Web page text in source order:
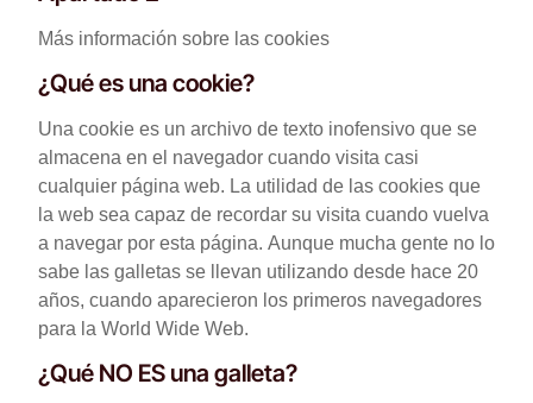
Más información sobre las cookies
¿Qué es una cookie?
Una cookie es un archivo de texto inofensivo que se
almacena en el navegador cuando visita casi
cualquier página web. La utilidad de las cookies que
la web sea capaz de recordar su visita cuando vuelva
a navegar por esta página. Aunque mucha gente no lo
sabe las galletas se llevan utilizando desde hace 20
años, cuando aparecieron los primeros navegadores
para la World Wide Web.
¿Qué NO ES una galleta?